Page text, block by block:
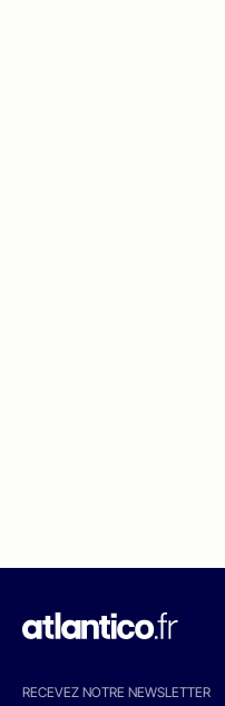
RECEVEZ NOTRE NEWSLETTER